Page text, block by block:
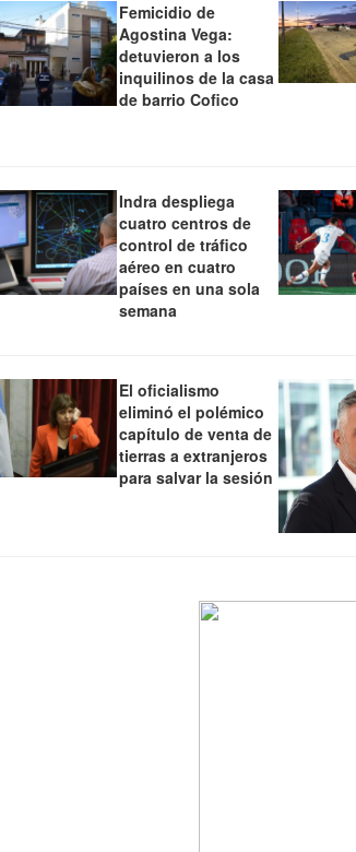
Femicidio de
Agostina Vega:
detuvieron a los
inquilinos de la casa
de barrio Cofico
Indra despliega
cuatro centros de
control de tráfico
aéreo en cuatro
países en una sola
semana
El oficialismo
eliminó el polémico
capítulo de venta de
tierras a extranjeros
para salvar la sesión